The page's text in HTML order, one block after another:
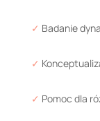
✓ Badanie
✓
✓ Pomoc dla